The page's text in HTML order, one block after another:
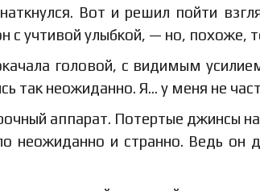
Вот и решил пойти
с учтивой улыбкой, — но, похоже,
головой, с видимым
так неожиданно. Я… у меня не
аппарат. Потертые джинсы
неожиданно и странно. Ведь он